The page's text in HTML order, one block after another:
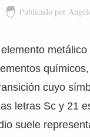
Publicado por
cuyo
letras Sc y 21
suele